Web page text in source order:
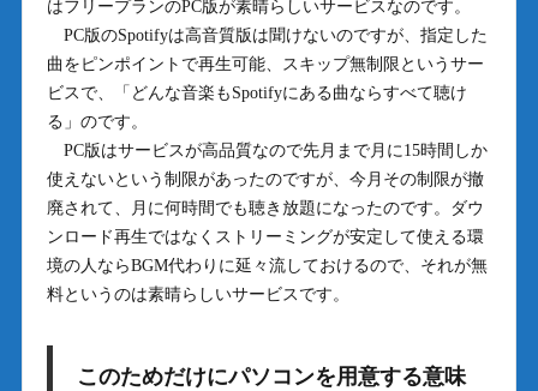
はフリープランのPC版が素晴らしいサービスなのです。
PC版のSpotifyは高音質版は聞けないのですが、指定した
曲をピンポイントで再生可能、スキップ無制限というサー
ビスで、「どんな音楽もSpotifyにある曲ならすべて聴け
る」のです。
PC版はサービスが高品質なので先月まで月に15時間しか
使えないという制限があったのですが、今月その制限が撤
廃されて、月に何時間でも聴き放題になったのです。ダウ
ンロード再生ではなくストリーミングが安定して使える環
境の人ならBGM代わりに延々流しておけるので、それが無
料というのは素晴らしいサービスです。
このためだけにパソコンを用意する意味